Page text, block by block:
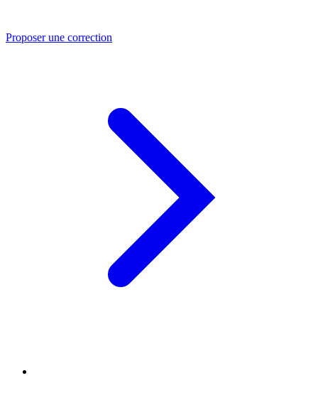
Proposer une correction